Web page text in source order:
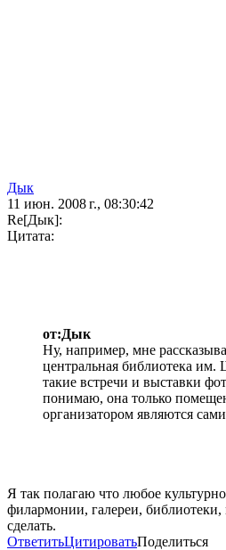
Дык
11 июн. 2008 г., 08:30:42
Re[Дык]:
Цитата:
от:Дык
Ну, например, мне
центральная библиотека
такие встречи и выставки
понимаю, она только
организатором являются
Я так полагаю что любое
филармонии, галереи, библиотеки,
сделать.
ОтветитьЦитироватьПоделиться